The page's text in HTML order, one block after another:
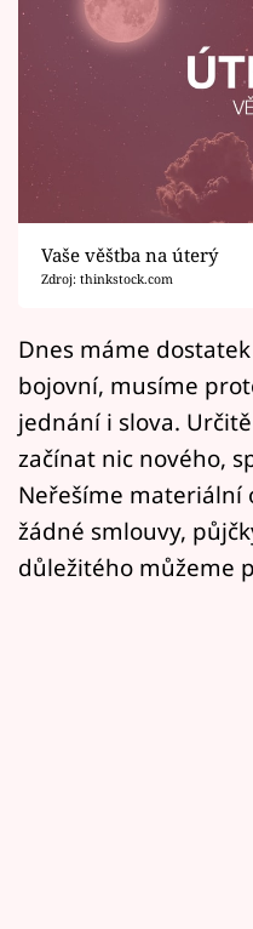
Seriály
Horoskopy
Sledujte prima+
Filmový festival
Pořady
Mámy sobě
Přihlášení
Sledujte nás
Vaše věštba na úterý
Zdroj: thinkstock.com
Dnes máme
bojovní, musíme
jednání i slova.
začínat nic nového,
Neřešíme materiální
žádné smlouvy,
důležitého můžeme